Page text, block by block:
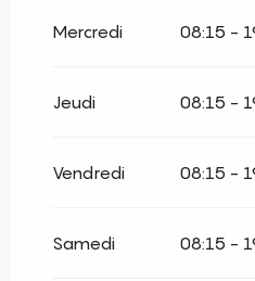
Du9 novembre 2026
Du18 décembre
Mercredi 08:15 -
Jeudi 08:15 -
Vendredi 08:15 -
Samedi 08:15 -